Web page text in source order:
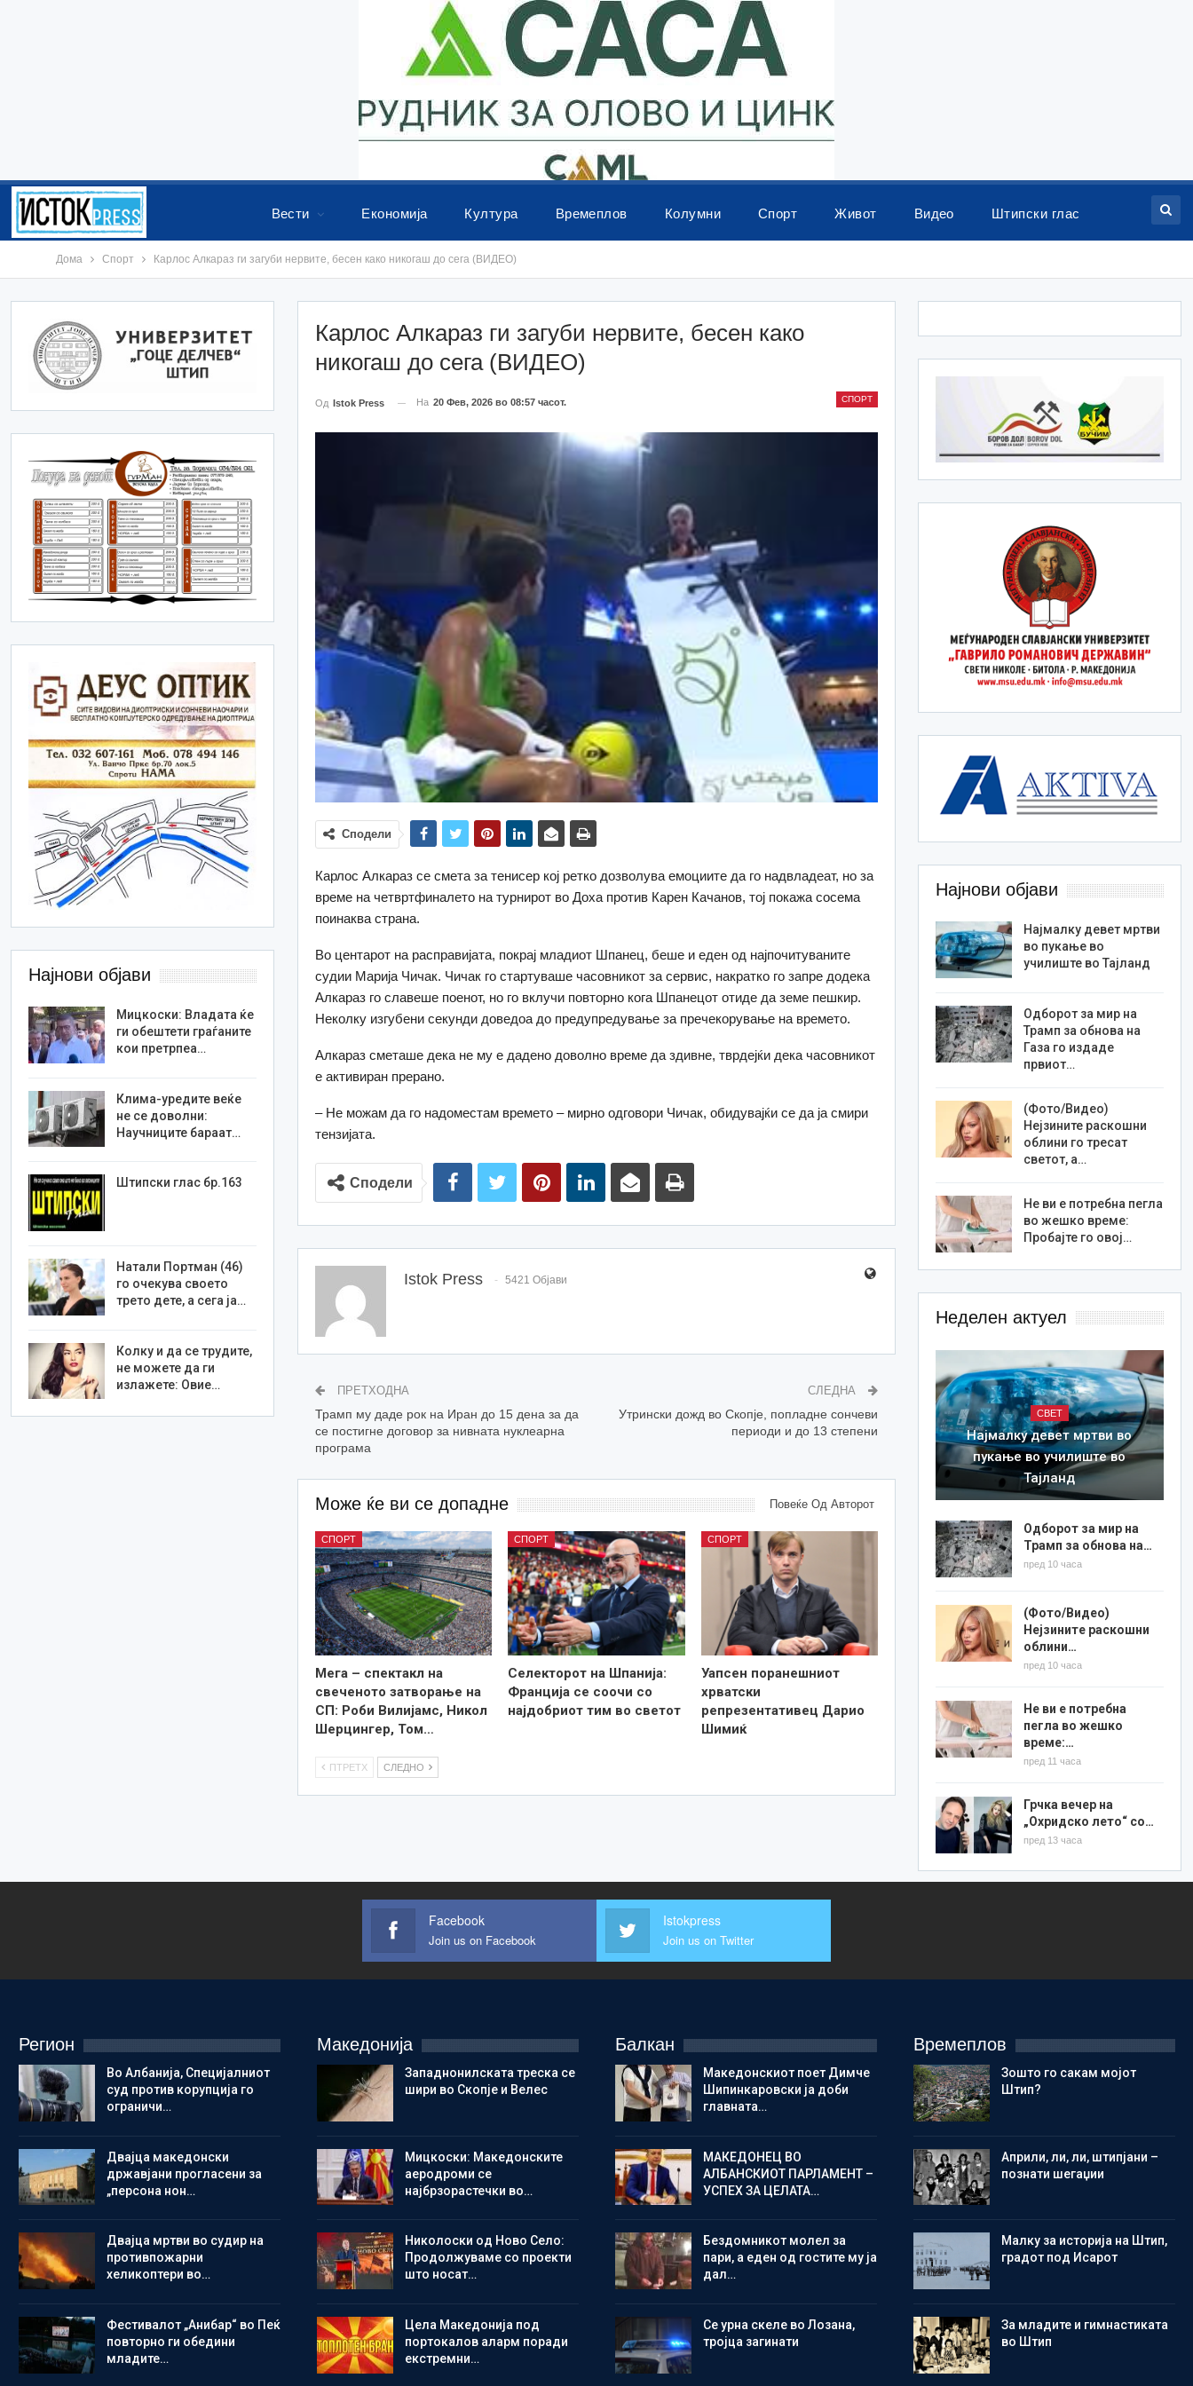
Вести Економија Култура Времеплов Колумни Спорт Живот Видео Штипски глас
Дома Спорт Карлос Алкараз ги загуби нервите, бесен како никогаш до сега (ВИДЕО)
Карлос Алкараз ги загуби нервите, бесен како
никогаш до сега (ВИДЕО)
СПОРТ
Од Istok Press На 20 Фев, 2026 во 08:57 часот.
Сподели
Карлос Алкараз се смета за тенисер кој ретко дозволува емоциите да го надвладеат, но за
време на четвртфиналето на турнирот во Доха против Карен Качанов, тој покажа сосема
поинаква страна.
Во центарот на расправијата, покрај младиот Шпанец, беше и еден од најпочитуваните
судии Марија Чичак. Чичак го стартуваше часовникот за сервис, накратко го запре додека
Алкараз го славеше поенот, но го вклучи повторно кога Шпанецот отиде да земе пешкир.
Неколку изгубени секунди доведоа до предупредување за пречекорување на времето.
Алкараз сметаше дека не му е дадено доволно време да здивне, тврдејќи дека часовникот
е активиран прерано.
– Не можам да го надоместам времето – мирно одговори Чичак, обидувајќи се да ја смири
тензијата.
Сподели
Istok Press 5421 Објави
ПРЕТХОДНА
Трамп му даде рок на Иран до 15 дена за да
се постигне договор за нивната нуклеарна
програма
СЛЕДНА
Утрински дожд во Скопје, попладне сончеви
периоди и до 13 степени
Може ќе ви се допадне Повеќе Од Авторот
СПОРТ
Мега – спектакл на
свеченото затворање на
СП: Роби Вилијамс, Никол
Шерцингер, Том…
СПОРТ
Селекторот на Шпанија:
Франција се соочи со
најдобриот тим во светот
СПОРТ
Уапсен поранешниот
хрватски
репрезентативец Дарио
Шимиќ
ПТРЕТХ СЛЕДНО
Најнови објави
Најмалку девет мртви
во пукање во
училиште во Тајланд
Одборот за мир на
Трамп за обнова на
Газа го издаде
првиот…
(Фото/Видео)
Нејзините раскошни
облини го тресат
светот, а…
Не ви е потребна пегла
во жешко време:
Пробајте го овој…
Неделен актуел
СВЕТ
Најмалку девет мртви во
пукање во училиште во
Тајланд
Одборот за мир на
Трамп за обнова на…
пред 10 часа
(Фото/Видео)
Нејзините раскошни
облини…
пред 10 часа
Не ви е потребна
пегла во жешко
време:…
пред 11 часа
Грчка вечер на
„Охридско лето“ со…
пред 13 часа
Најнови објави
Мицкоски: Владата ќе
ги обештети граѓаните
кои претрпеа…
Клима-уредите веќе
не се доволни:
Научниците бараат…
Штипски глас бр.163
Натали Портман (46)
го очекува своето
трето дете, а сега ја…
Колку и да се трудите,
не можете да ги
излажете: Овие…
Facebook
Join us on Facebook
Istokpress
Join us on Twitter
Регион
Во Албанија, Специјалниот
суд против корупција го
ограничи…
Двајца македонски
државјани прогласени за
„персона нон…
Двајца мртви во судир на
противпожарни
хеликоптери во…
Фестивалот „Анибар“ во Пеќ
повторно ги обедини
младите…
Македонија
Западнонилската треска се
шири во Скопје и Велес
Мицкоски: Македонските
аеродроми се
најбрзорастечки во…
Николоски од Ново Село:
Продолжуваме со проекти
што носат…
Цела Македонија под
портокалов аларм поради
екстремни…
Балкан
Македонскиот поет Димче
Шипинкаровски ја доби
главната…
МАКЕДОНЕЦ ВО
АЛБАНСКИОТ ПАРЛАМЕНТ –
УСПЕХ ЗА ЦЕЛАТА…
Бездомникот молел за
пари, а еден од гостите му ја
дал…
Се урна скеле во Лозана,
тројца загинати
Времеплов
Зошто го сакам мојот
Штип?
Aприли, ли, ли, штипјани –
познати шегаџии
Малку за историја на Штип,
градот под Исарот
Зa младите и гимнастиката
во Штип